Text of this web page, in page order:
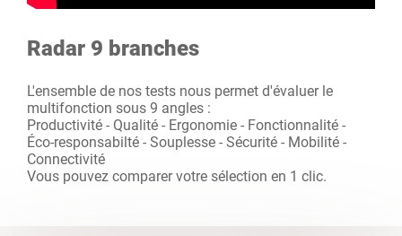
Radar 9 branches
L'ensemble de nos tests nous permet d'évaluer le
multifonction sous 9 angles :
Productivité - Qualité - Ergonomie - Fonctionnalité -
Éco-responsabilté - Souplesse - Sécurité - Mobilité -
Connectivité
Vous pouvez comparer votre sélection en 1 clic.